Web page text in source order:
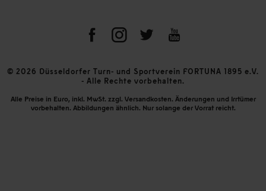
© 2026 Düsseldorfer Turn- und Sportverein FORTUNA 1895 e.V.
- Alle Rechte vorbehalten.
Alle Preise in Euro, inkl. MwSt. zzgl. Versandkosten. Änderungen und Irrtümer
vorbehalten. Abbildungen ähnlich. Nur solange der Vorrat reicht.